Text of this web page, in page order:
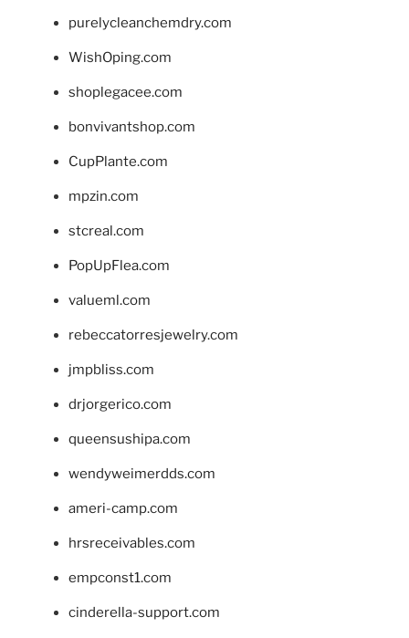
purelycleanchemdry.com
WishOping.com
shoplegacee.com
bonvivantshop.com
CupPlante.com
mpzin.com
stcreal.com
PopUpFlea.com
valueml.com
rebeccatorresjewelry.com
jmpbliss.com
drjorgerico.com
queensushipa.com
wendyweimerdds.com
ameri-camp.com
hrsreceivables.com
empconst1.com
cinderella-support.com